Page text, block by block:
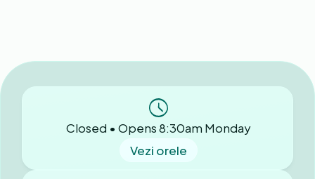
Closed • Opens 8:30am Monday
Vezi orele